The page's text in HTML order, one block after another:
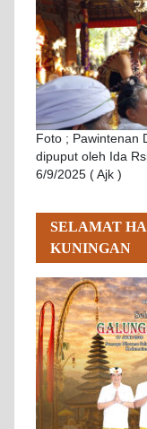
Foto ; Pawintenan
dipuput oleh Ida
6/9/2025 ( Ajk )
SELAMAT
KUNINGAN